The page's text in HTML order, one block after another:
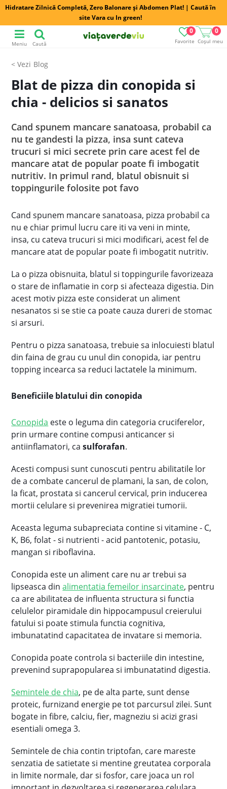
Hidratare Zilnică Completă, Zero Balonare și Abdomen Plat! | Caută în
site Vara cu In green!
Favorite
0
Coșul meu
0
Meniu Caută
Blog
Blat de pizza din conopida si
chia - delicios si sanatos
Cand spunem mancare sanatoasa, probabil ca
nu te gandesti la pizza, insa sunt cateva
trucuri si mici secrete prin care acest fel de
mancare atat de popular poate fi imbogatit
nutritiv. In primul rand, blatul obisnuit si
toppingurile folosite pot favo
Cand spunem mancare sanatoasa, pizza probabil ca
nu e chiar primul lucru care iti va veni in minte,
insa, cu cateva trucuri si mici modificari, acest fel de
mancare atat de popular poate fi imbogatit nutritiv.
La o pizza obisnuita, blatul si toppingurile favorizeaza
o stare de inflamatie in corp si afecteaza digestia. Din
acest motiv pizza este considerat un aliment
nesanatos si se stie ca poate cauza dureri de stomac
si arsuri.
Pentru o pizza sanatoasa, trebuie sa inlocuiesti blatul
din faina de grau cu unul din conopida, iar pentru
topping incearca sa reduci lactatele la minimum.
Beneficiile blatului din conopida
Conopida este o leguma din categoria cruciferelor,
prin urmare contine compusi anticancer si
antiinflamatori, casulforafan.
Acesti compusi sunt cunoscuti pentru abilitatile lor
de a combate cancerul de plamani, la san, de colon,
la ficat, prostata si cancerul cervical, prin inducerea
mortii celulare si prevenirea migratiei tumorii.
Aceasta leguma subapreciata contine si vitamine - C,
K, B6, folat - si nutrienti - acid pantotenic, potasiu,
mangan si riboflavina.
Conopida este un aliment care nu ar trebui sa
lipseasca dinalimentatia femeilor insarcinate, pentru
ca are abilitatea de influenta structura si functia
celulelor piramidale din hippocampusul creierului
fatului si poate stimula functia cognitiva,
imbunatatind capacitatea de invatare si memoria.
Conopida poate controla si bacteriile din intestine,
prevenind suprapopularea si imbunatatind digestia.
Semintele de chia, pe de alta parte, sunt dense
proteic, furnizand energie pe tot parcursul zilei. Sunt
bogate in fibre, calciu, fier, magneziu si acizi grasi
esentiali omega 3.
Semintele de chia contin triptofan, care mareste
senzatia de satietate si mentine greutatea corporala
in limite normale, dar si fosfor, care joaca un rol